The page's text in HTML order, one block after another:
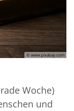
© www.pixabay.com
Woche)
und